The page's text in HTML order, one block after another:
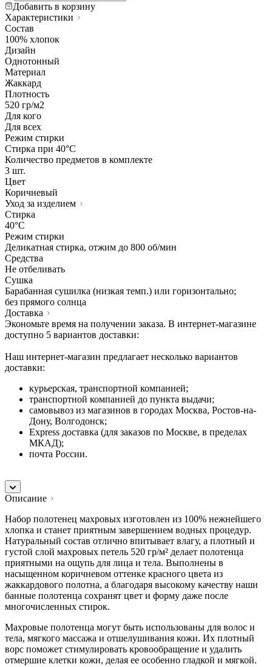
Добавить в корзину
Характеристики
Состав
100% хлопок
Дизайн
Однотонный
Материал
Жаккард
Плотность
520 гр/м2
Для кого
Для всех
Режим стирки
Стирка при 40°С
Количество предметов в комплекте
3 шт.
Цвет
Коричневый
Уход за изделием
Стирка
40°C
Режим стирки
Деликатная стирка, отжим до 800 об/мин
Средства
Не отбеливать
Сушка
Барабанная сушилка (низкая темп.) или горизонтально;
без прямого солнца
Доставка
Экономьте время на получении заказа. В интернет-магазине
доступно 5 вариантов доставки:
Наш интернет-магазин предлагает несколько вариантов
доставки:
курьерская, транспортной компанией;
транспортной компанией до пункта выдачи;
самовывоз из магазинов в городах Москва, Ростов-на-
Дону, Волгодонск;
Express доставка (для заказов по Москве, в пределах
МКАД);
почта России.
Описание
Набор полотенец махровых изготовлен из 100% нежнейшего
хлопка и станет приятным завершением водных процедур.
Натуральный состав отлично впитывает влагу, а плотный и
густой слой махровых петель 520 гр/м² делает полотенца
приятными на ощупь для лица и тела. Выполнены в
насыщенном коричневом оттенке красного цвета из
жаккардового полотна, а благодаря высокому качеству наши
банные полотенца сохранят цвет и форму даже после
многочисленных стирок.
Махровые полотенца могут быть использованы для волос и
тела, мягкого массажа и отшелушивания кожи. Их плотный
ворс поможет стимулировать кровообращение и удалить
отмершие клетки кожи, делая ее особенно гладкой и мягкой.